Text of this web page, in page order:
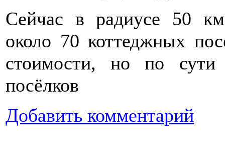
Сейчас в радиусе 50 км
около 70 коттеджных
стоимости, но по сути
посёлков
Добавить комментарий